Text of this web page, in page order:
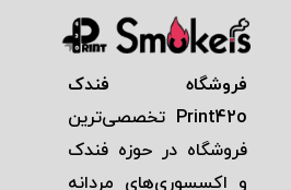
فروشگاه فندک
Print42o تخصصی‌ترين
فروشگاه در حوزه فندک
و اكسسوری‌های مردانه